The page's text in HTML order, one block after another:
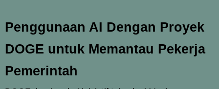
Penggunaan AI Dengan Proyek
DOGE untuk Memantau Pekerja
Pemerintah